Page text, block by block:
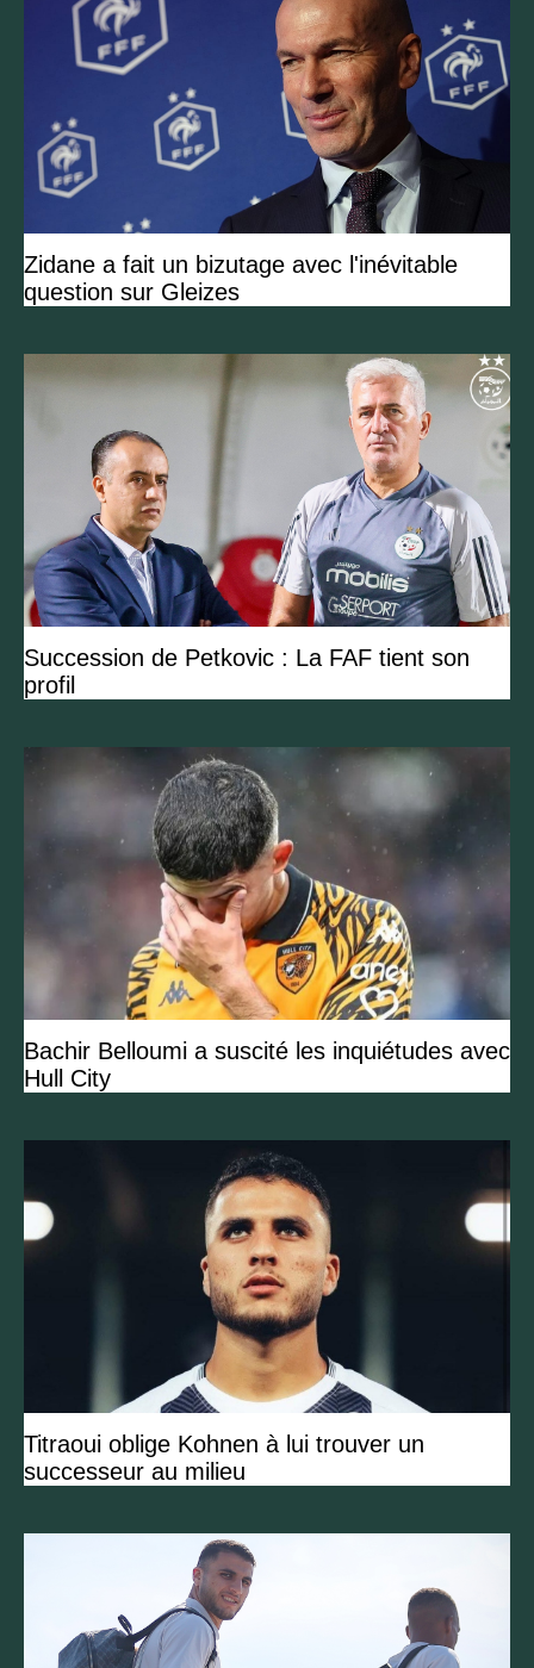
Zidane a fait un bizutage avec l'inévitable
question sur Gleizes
Succession de Petkovic : La FAF tient son
profil
Bachir Belloumi a suscité les inquiétudes avec
Hull City
Titraoui oblige Kohnen à lui trouver un
successeur au milieu